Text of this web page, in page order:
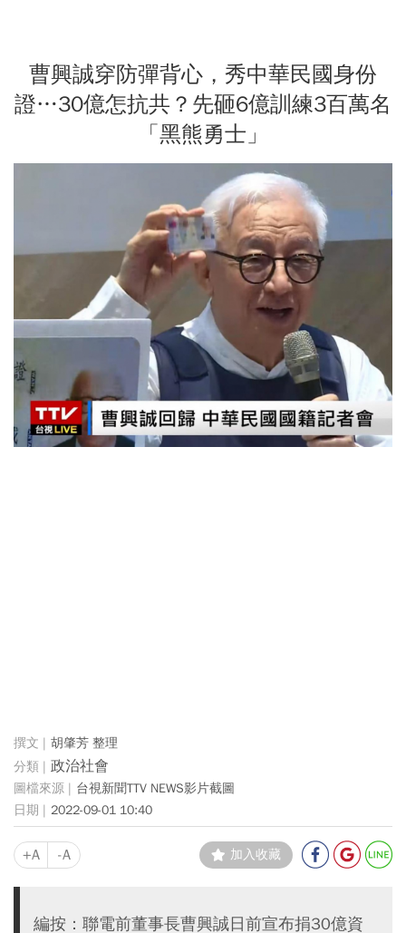
曹興誠穿防彈背心，秀中華民國身份
證…30億怎抗共？先砸6億訓練3百萬名
「黑熊勇士」
胡肇芳 整理
政治社會
台視新聞TTV NEWS影片截圖
2022-09-01 10:40
+A -A 加入收藏
編按：聯電前董事長曹興誠日前宣布捐30億資